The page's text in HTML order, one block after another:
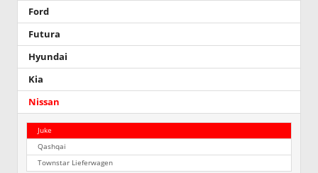
Ford
Futura
Hyundai
Kia
Nissan
Juke
Qashqai
Townstar Lieferwagen